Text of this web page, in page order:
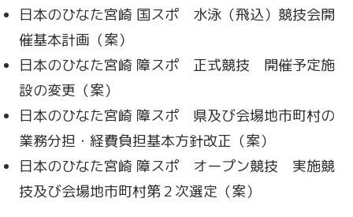
日本のひなた宮崎 国スポ 水泳（飛込）競技会開
催基本計画（案）
日本のひなた宮崎 障スポ 正式競技 開催予定施
設の変更（案）
日本のひなた宮崎 障スポ 県及び会場地市町村の
業務分担・経費負担基本方針改正（案）
日本のひなた宮崎 障スポ オープン競技 実施競
技及び会場地市町村第２次選定（案）